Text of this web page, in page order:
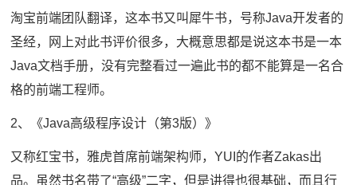
淘宝前端团队翻译，这本书又叫犀牛书，号称Java开发者的
圣经，网上对此书评价很多，大概意思都是说这本书是一本
Java文档手册，没有完整看过一遍此书的都不能算是一名合
格的前端工程师。
2、《Java高级程序设计（第3版）》
又称红宝书，雅虎首席前端架构师，YUI的作者Zakas出
品。虽然书名带了“高级”二字，但是讲得也很基础，而且行